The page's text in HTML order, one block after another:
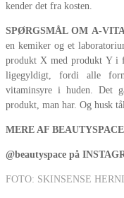
kender det fra kosten.
SPØRGSMÅL OM A-
en kemiker og et
produkt X med produkt Y i
ligegyldigt, fordi alle
vitaminsyre i huden. Det
produkt, man har. Og husk
MERE AF
@beautyspace på
FOTO: SKINSENSE